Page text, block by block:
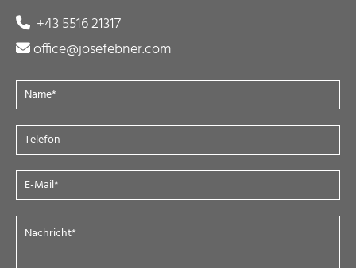
 +43 5516 21317
 office@josefebner.com